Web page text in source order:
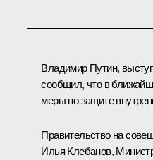
Владимир Путин,
сообщил, что в
меры по защите
Правительство на
Илья Клебанов,